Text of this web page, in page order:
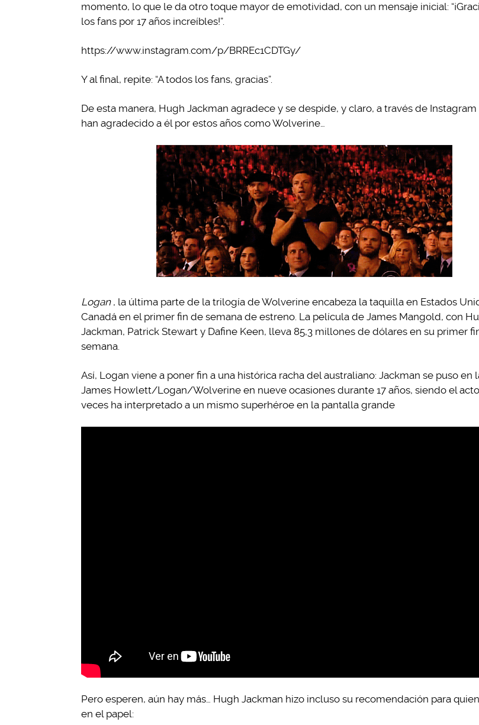
momento, lo que le da otro toque mayor de emotividad, con un mensaje inicial:
los fans por 17 años increíbles!”.
https://www.instagram.com/p/BRREc1CDTGy/
Y al final, repite: “A todos los fans, gracias”.
De esta manera, Hugh Jackman agradece y se despide, y claro, a través de
han agradecido a él por estos años como Wolverine…
Logan , la última parte de la trilogía de Wolverine encabeza la taquilla en Estados
Canadá en el primer fin de semana de estreno. La película de James Mangold, con
Jackman, Patrick Stewart y Dafine Keen, lleva 85,3 millones de dólares en su primer
semana.
Así, Logan viene a poner fin a una histórica racha del australiano: Jackman se puso en
James Howlett/Logan/Wolverine en nueve ocasiones durante 17 años, siendo el
veces ha interpretado a un mismo superhéroe en la pantalla grande
Pero esperen, aún hay más… Hugh Jackman hizo incluso su recomendación para
en el papel: